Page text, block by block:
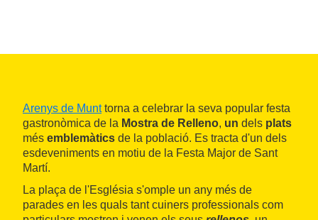
Arenys de Munttorna a celebrar la seva popular festa
gastronòmica de la Mostra de Relleno, un dels plats
més emblemàtics de la població. Es tracta d'un dels
esdeveniments en motiu de la Festa Major de Sant
Martí.
La plaça de l'Església s'omple un any més de
parades en les quals tant cuiners professionals com